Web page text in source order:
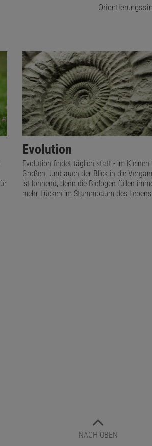
Doerfel
und Redakteurin für Lifesciences.
Evolution
Evolution findet täglich statt - im Kleinen
Großen. Und auch der Blick in die
ist lohnend, denn die Biologen füllen
mehr Lücken im Stammbaum des Lebens.
NACH OBEN